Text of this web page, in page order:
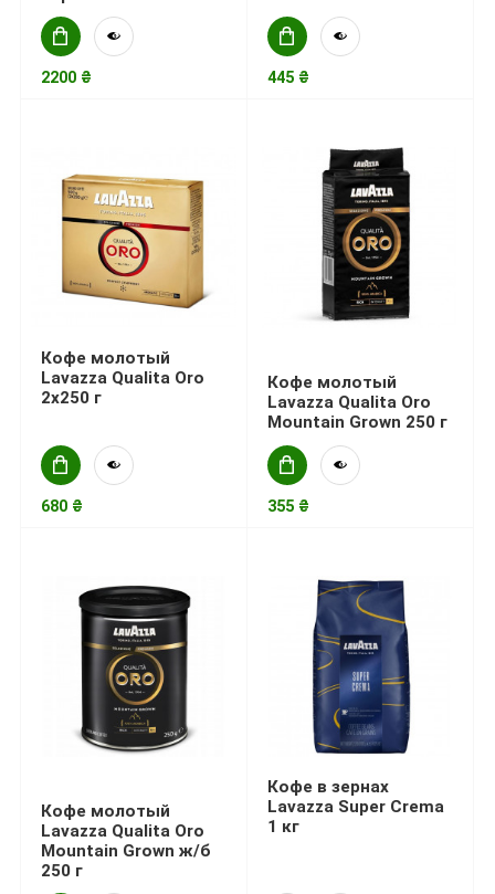
2200 ₴ 445 ₴
Кофе молотый
Lavazza Qualita Oro
2x250 г
680 ₴
Кофе молотый
Lavazza Qualita Oro
Mountain Grown 250 г
355 ₴
Кофе молотый
Lavazza Qualita Oro
Mountain Grown ж/б
250 г
Кофе в зернах
Lavazza Super Crema
1 кг